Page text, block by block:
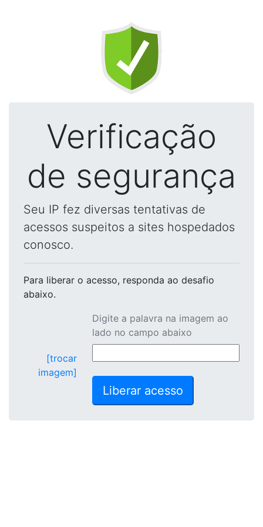
Verificação
de segurança
Seu IP fez diversas tentativas de
acessos suspeitos a sites hospedados
conosco.
Para liberar o acesso, responda ao desafio
abaixo.
[trocar
imagem]
Digite a palavra na imagem ao
lado no campo abaixo